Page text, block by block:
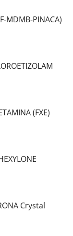
MDMB-PINACA)
(FXE)
Crystal